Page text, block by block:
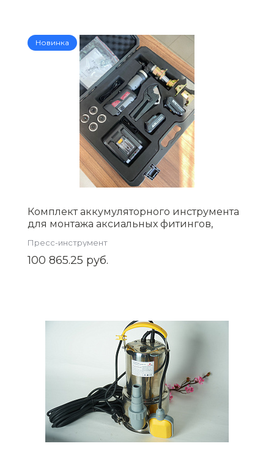
Новинка
Комплект аккумуляторного инструмента
для монтажа аксиальных фитингов,
Пресс-инструмент
100 865.25 руб.